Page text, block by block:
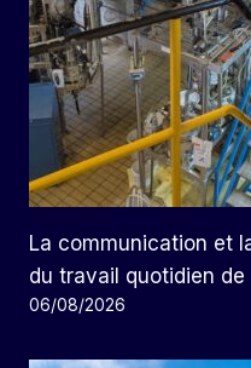
La communication et
du travail quotidien
06/08/2026